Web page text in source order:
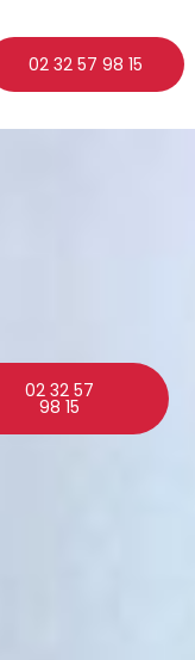
02 32 57 98 15
02 32 57
98 15